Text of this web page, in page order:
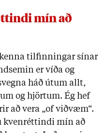
mín að
tilfinningar sínar
er víða og
háð útum allt,
og hjörtum. Ég hef
að vera „of viðvæm“.
kvenréttindi mín að